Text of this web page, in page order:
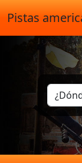
Pistas